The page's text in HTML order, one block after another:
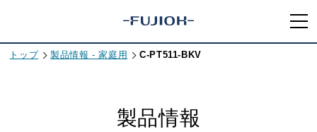
トップ 製品情報 - 家庭用 C-PT511-BKV
製品情報